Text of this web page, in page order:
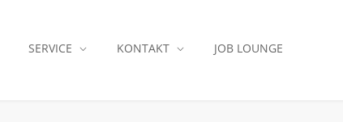
SERVICE KONTAKT JOB LOUNGE